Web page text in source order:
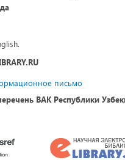
письмо
ВАК Республики